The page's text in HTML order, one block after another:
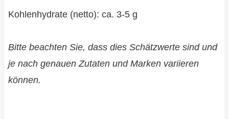
Kohlenhydrate (netto): ca. 3-5 g
Bitte beachten Sie, dass dies Schätzwerte sind und
je nach genauen Zutaten und Marken variieren
können.